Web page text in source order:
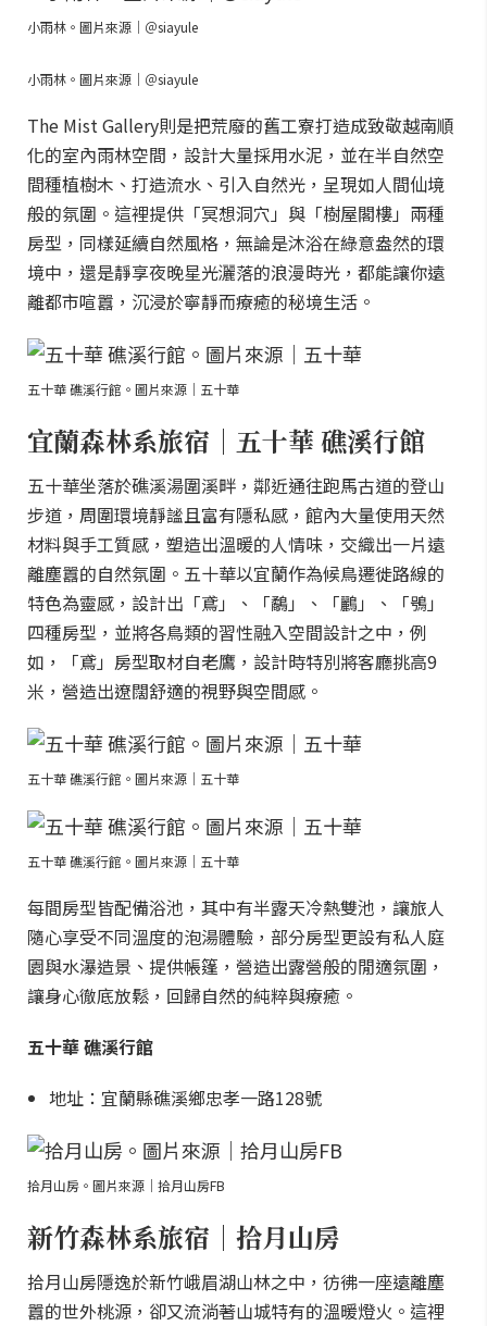
小雨林。圖片來源｜＠siayule
小雨林。圖片來源｜＠siayule
The Mist Gallery則是把荒廢的舊工寮打造成致敬越南順
化的室內雨林空間，設計大量採用水泥，並在半自然空
間種植樹木、打造流水、引入自然光，呈現如人間仙境
般的氛圍。這裡提供「冥想洞穴」與「樹屋閣樓」兩種
房型，同樣延續自然風格，無論是沐浴在綠意盎然的環
境中，還是靜享夜晚星光灑落的浪漫時光，都能讓你遠
離都市喧囂，沉浸於寧靜而療癒的秘境生活。
五十華 礁溪行館。圖片來源｜五十華
宜蘭森林系旅宿｜五十華 礁溪行館
五十華坐落於礁溪湯圍溪畔，鄰近通往跑馬古道的登山
步道，周圍環境靜謐且富有隱私感，館內大量使用天然
材料與手工質感，塑造出溫暖的人情味，交織出一片遠
離塵囂的自然氛圍。五十華以宜蘭作為候鳥遷徙路線的
特色為靈感，設計出「鳶」、「鷸」、「鸝」、「鴞」
四種房型，並將各鳥類的習性融入空間設計之中，例
如，「鳶」房型取材自老鷹，設計時特別將客廳挑高9
米，營造出遼闊舒適的視野與空間感。
五十華 礁溪行館。圖片來源｜五十華
五十華 礁溪行館。圖片來源｜五十華
每間房型皆配備浴池，其中有半露天冷熱雙池，讓旅人
隨心享受不同溫度的泡湯體驗，部分房型更設有私人庭
園與水瀑造景、提供帳篷，營造出露營般的閒適氛圍，
讓身心徹底放鬆，回歸自然的純粹與療癒。
五十華 礁溪行館
地址：宜蘭縣礁溪鄉忠孝一路128號
拾月山房。圖片來源｜拾月山房FB
新竹森林系旅宿｜拾月山房
拾月山房隱逸於新竹峨眉湖山林之中，彷彿一座遠離塵
囂的世外桃源，卻又流淌著山城特有的溫暖燈火。這裡